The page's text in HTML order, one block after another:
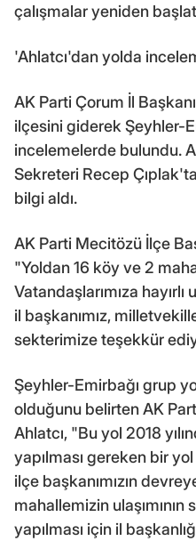
çalışmalar yeniden
'Ahlatcı'dan yolda
AK Parti Çorum İl
ilçesini giderek Şeyhler-
incelemelerde bulundu.
Sekreteri Recep
bilgi aldı.
AK Parti Mecitözü İlçe
"Yoldan 16 köy ve 2
Vatandaşlarımıza
il başkanımız,
sekterimize teşekkür
Şeyhler-Emirbağı grup
olduğunu belirten AK
Ahlatcı, "Bu yol 2018
yapılması gereken bir
ilçe başkanımızın
mahallemizin ulaşımının
yapılması için il